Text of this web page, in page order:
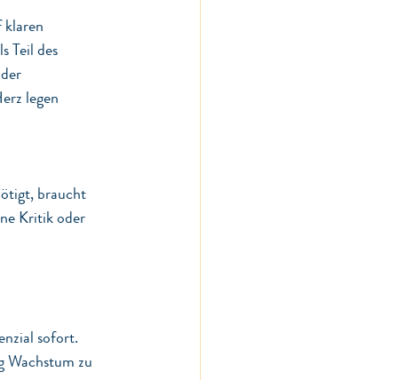
Teil des
legen
braucht
Kritik oder
sofort.
Wachstum zu